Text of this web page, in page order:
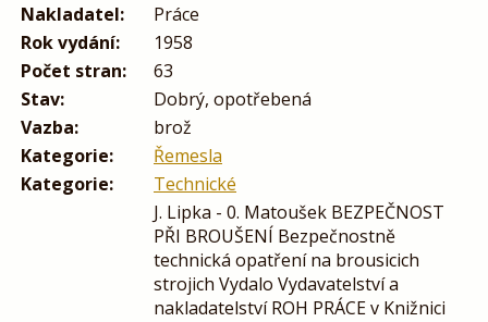
Nakladatel:
Práce
Rok vydání:
1958
Počet stran:
63
Stav:
Dobrý, opotřebená
Vazba:
brož
Kategorie:
Řemesla
Kategorie:
Technické
J. Lipka - 0. Matoušek BEZPEČNOST
PŘI BROUŠENÍ Bezpečnostně
technická opatření na brousicich
strojich Vydalo Vydavatelství a
nakladatelství ROH PRÁCE v Knižnici